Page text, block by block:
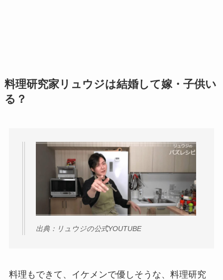
料理研究家リュウジは結婚して嫁・子供い
る？
出典：リュウジの公式YOUTUBE
料理もできて、イケメンで優しそうな、料理研究